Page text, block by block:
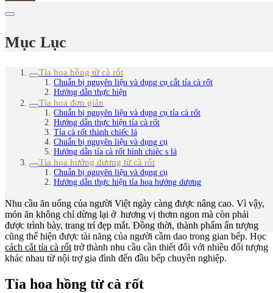
Mục Lục
Tỉa hoa hồng từ cà rốt
Chuẩn bị nguyên liệu và dụng cụ cắt tỉa cà rốt
Hướng dẫn thực hiện
Tỉa hoa đơn giản
Chuẩn bị nguyên liệu và dụng cụ tỉa cà rốt
Hướng dẫn thực hiện tỉa cà rốt
Tỉa cà rốt thành chiếc lá
Chuẩn bị nguyên liệu và dụng cụ
Hướng dẫn tỉa cà rốt hình chiêc s lá
Tỉa hoa hướng dương từ cà rốt
Chuẩn bị nguyên liệu và dụng cụ
Hướng dẫn thực hiện tỉa hoa hướng dương
Nhu cầu ăn uống của người Việt ngày càng được nâng cao. Vì vậy,
món ăn không chỉ dừng lại ở hương vị thơm ngon mà còn phải
được trình bày, trang trí đẹp mắt. Đồng thời, thành phẩm ấn tượng
cũng thể hiện được tài năng của người cầm dao trong gian bếp. Học
cách cắt tỉa cà rốt trở thành nhu cầu cần thiết đối với nhiều đối tượng
khác nhau từ nội trợ gia đình đến đầu bếp chuyên nghiệp.
Tỉa hoa hồng từ cà rốt